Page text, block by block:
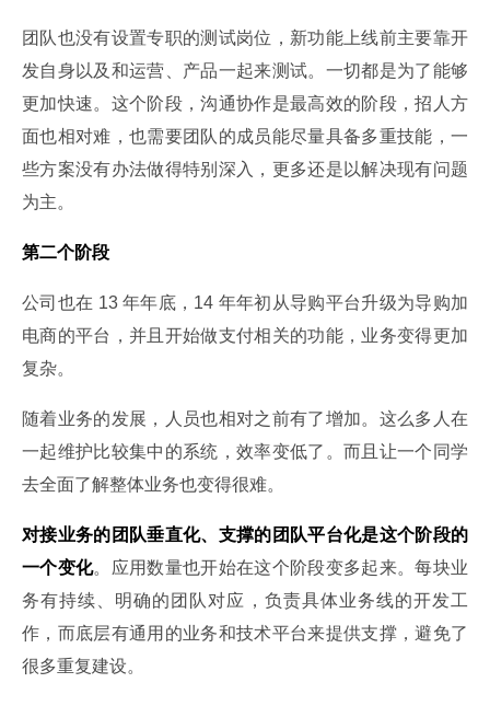
团队也没有设置专职的测试岗位，新功能上线前主要靠开
发自身以及和运营、产品一起来测试。一切都是为了能够
更加快速。这个阶段，沟通协作是最高效的阶段，招人方
面也相对难，也需要团队的成员能尽量具备多重技能，一
些方案没有办法做得特别深入，更多还是以解决现有问题
为主。
第二个阶段
公司也在 13 年年底，14 年年初从导购平台升级为导购加
电商的平台，并且开始做支付相关的功能，业务变得更加
复杂。
随着业务的发展，人员也相对之前有了增加。这么多人在
一起维护比较集中的系统，效率变低了。而且让一个同学
去全面了解整体业务也变得很难。
对接业务的团队垂直化、支撑的团队平台化是这个阶段的
一个变化。应用数量也开始在这个阶段变多起来。每块业
务有持续、明确的团队对应，负责具体业务线的开发工
作，而底层有通用的业务和技术平台来提供支撑，避免了
很多重复建设。